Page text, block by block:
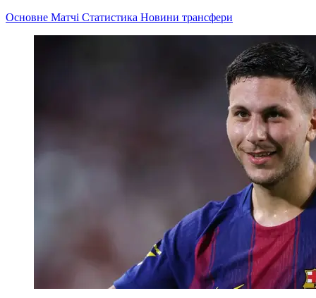
Основне Матчі Статистика Новини трансфери